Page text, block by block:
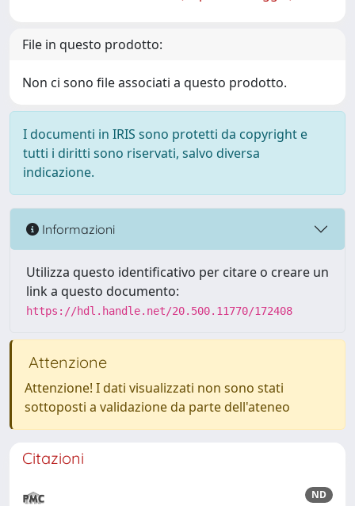
File in questo prodotto:
Non ci sono file associati a questo prodotto.
I documenti in IRIS sono protetti da copyright e
tutti i diritti sono riservati, salvo diversa
indicazione.
Informazioni
Utilizza questo identificativo per citare o creare un
link a questo documento:
https://hdl.handle.net/20.500.11770/172408
Attenzione
Attenzione! I dati visualizzati non sono stati
sottoposti a validazione da parte dell'ateneo
Citazioni
ND